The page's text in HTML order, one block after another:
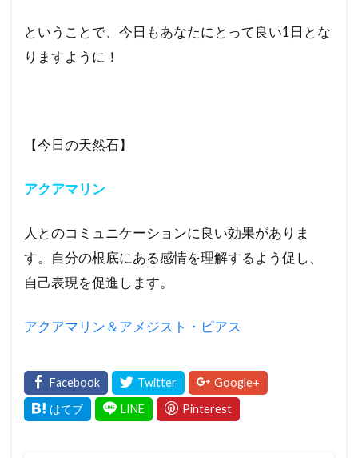
ということで、今日もあなたにとって良い1日とな
りますように！
【今日の天然石】
アクアマリン
人とのコミュニケーションに良い効果がありま
す。自分の根底にある感情を理解するよう促し、
自己表現を促進します。
アクアマリン＆アメジスト・ピアス